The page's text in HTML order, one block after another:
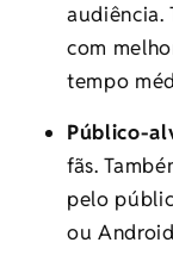
audiência.
com
tempo
Público-
fãs.
pelo
ou